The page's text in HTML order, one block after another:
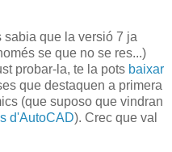
sabia que la versió 7 ja
se que no se res...)
probar-la, te la pots baixar
que destaquen a primera
(que suposo que vindran
d'AutoCAD). Crec que val